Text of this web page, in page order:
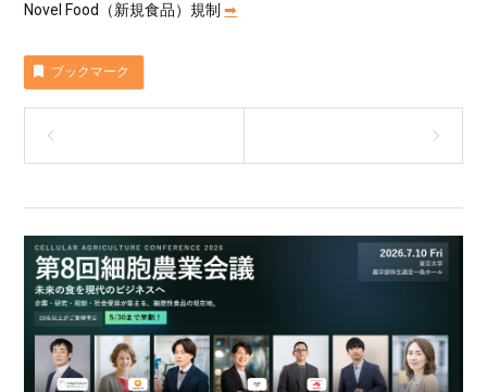
Novel Food（新規食品）規制➡︎
ブックマーク